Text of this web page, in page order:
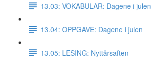
13.03: VOKABULAR: Dagene i julen
13.04: OPPGAVE: Dagene i julen
13.05: LESING: Nyttårsaften